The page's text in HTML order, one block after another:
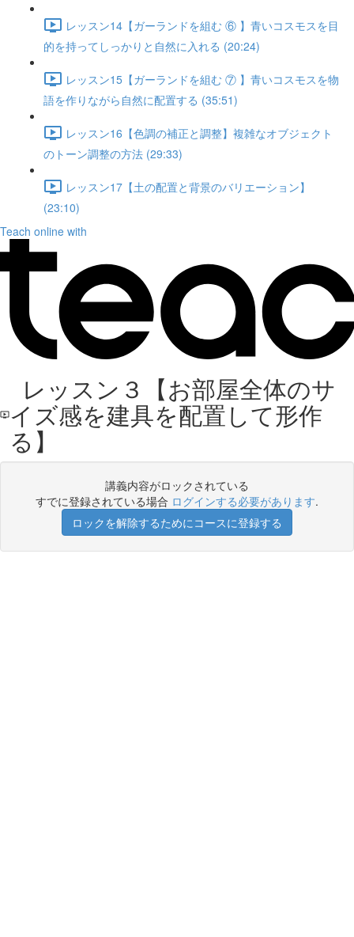
レッスン14【ガーランドを組む ⑥ 】青いコスモスを目
的を持ってしっかりと自然に入れる (20:24)
レッスン15【ガーランドを組む ⑦ 】青いコスモスを物
語を作りながら自然に配置する (35:51)
レッスン16【色調の補正と調整】複雑なオブジェクト
のトーン調整の方法 (29:33)
レッスン17【土の配置と背景のバリエーション】
(23:10)
Teach online with
レッスン３【お部屋全体のサ
イズ感を建具を配置して形作
る】
講義内容がロックされている
すでに登録されている場合 ログインする必要があります.
ロックを解除するためにコースに登録する